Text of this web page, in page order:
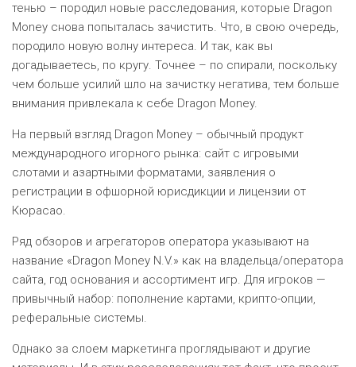
тенью – породил новые расследования, которые Dragon
Money снова попыталась зачистить. Что, в свою очередь,
породило новую волну интереса. И так, как вы
догадываетесь, по кругу. Точнее – по спирали, поскольку
чем больше усилий шло на зачистку негатива, тем больше
внимания привлекала к себе Dragon Money.
На первый взгляд Dragon Money – обычный продукт
международного игорного рынка: сайт с игровыми
слотами и азартными форматами, заявления о
регистрации в офшорной юрисдикции и лицензии от
Кюрасао.
Ряд обзоров и агрегаторов оператора указывают на
название «Dragon Money N.V.» как на владельца/оператора
сайта, год основания и ассортимент игр. Для игроков —
привычный набор: пополнение картами, крипто-опции,
реферальные системы.
Однако за слоем маркетинга проглядывают и другие